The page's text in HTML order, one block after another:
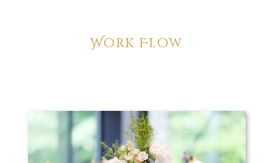
Work Flow